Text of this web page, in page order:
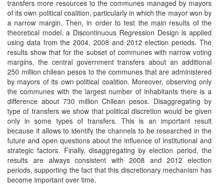
transfers more resources to the communes managed by mayors
of its own political coalition, particularly in which the mayor won by
a narrow margin. Then, in order to test the main results of the
theoretical model, a Discontinuous Regression Design is applied
using data from the 2004, 2008 and 2012 election periods. The
results show that for the subset of communes with narrow voting
margins, the central government transfers about an additional
250 million chilean pesos to the communes that are administered
by mayors of its own political coalition. Moreover, observing only
the communes with the largest number of inhabitants there is a
difference about 730 million Chilean pesos. Disaggregating by
type of transfers we show that political discretion would be given
only in some types of transfers. This is an important result
because it allows to identify the channels to be researched in the
future and open questions about the influence of institutional and
strategic factors. Finally, disaggregating by election period, the
results are always consistent with 2008 and 2012 election
periods, supporting the fact that this discretionary mechanism has
become important over time.